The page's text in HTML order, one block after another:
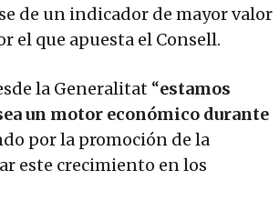
de un indicador de mayor valor
que apuesta el Consell.
la Generalitat “estamos
un motor económico durante
por la promoción de la
este crecimiento en los